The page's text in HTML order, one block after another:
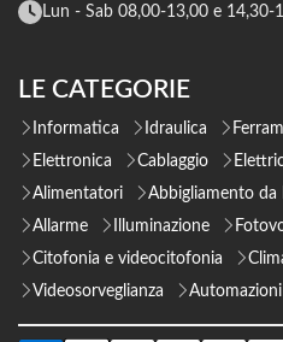
Lun - Sab 08,00-13,00 e 14,30-
LE CATEGORIE
Informatica Idraulica
Elettronica
Cablaggio
Alimentatori
Abbigliamento da
Allarme
Illuminazione
Citofonia e videocitofonia
Videosorveglianza